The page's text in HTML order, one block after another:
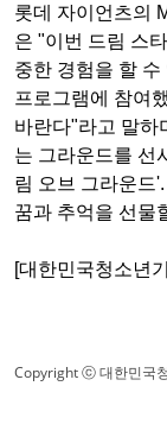
롯데 자이언츠의
은 "이번 드림 스
중한 경험을 할
프로그램에 참여
바란다"라고 말하
는 그라운드를 선
림 오브 그라운드
꿈과 추억을 선물
[대한민국청소년
Copyright ⓒ 대한민국